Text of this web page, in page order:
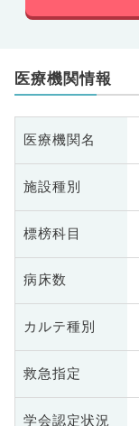
医療機関情報
医療機関名
施設種別
標榜科目
病床数
カルテ種別
救急指定
学会認定状況